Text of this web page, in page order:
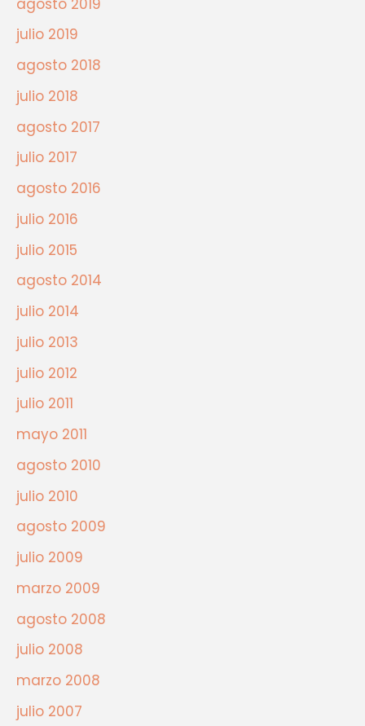
julio 2019
agosto 2018
julio 2018
agosto 2017
julio 2017
agosto 2016
julio 2016
julio 2015
agosto 2014
julio 2014
julio 2013
julio 2012
julio 2011
mayo 2011
agosto 2010
julio 2010
agosto 2009
julio 2009
marzo 2009
agosto 2008
julio 2008
marzo 2008
julio 2007